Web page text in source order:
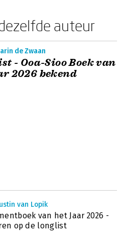
auteur
de Zwaan
- Ooa-Sioo Boek van
2026 bekend
van Lopik
van het Jaar 2026 -
op de longlist